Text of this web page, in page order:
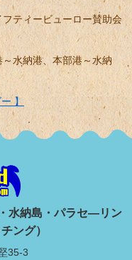
ティービューロー賛助会
水納港、本部港～水納
】
水納島・パラセ―リン
ング）
35-3